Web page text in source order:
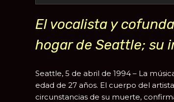
El vocalista y
hogar de Seattle; su
Seattle, 5 de abril de 1994 – La
edad de 27 años. El cuerpo del
circunstancias de su muerte,